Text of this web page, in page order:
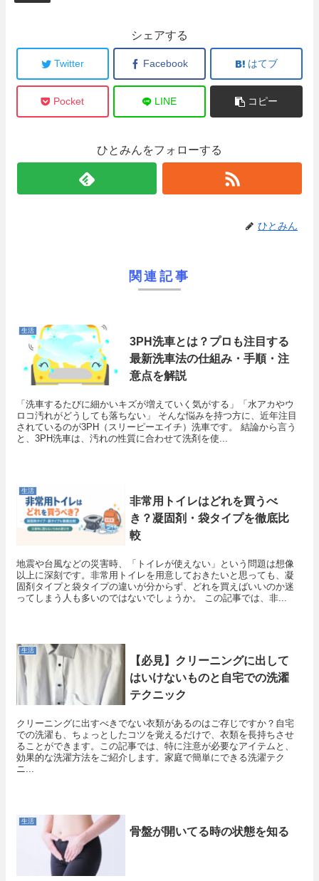
シェアする
Twitter Facebook はてブ
Pocket LINE コピー
ひとみんをフォローする
ひとみん
関連記事
生活
3PH洗車とは？プロも注目する
最新洗車法の仕組み・手順・注
意点を解説
「洗車するたびに細かいキズが増えていく気がする」「水アカやウ
ロコ汚れがどうしても落ちない」 そんな悩みを持つ方に、近年注目
されているのが3PH（スリーピーエイチ）洗車です。 結論から言う
と、3PH洗車は、汚れの性質に合わせて洗剤を使...
生活
非常用トイレはどれを買うべ
き？凝固剤・袋タイプを徹底比
較
地震や台風などの災害時、「トイレが使えない」という問題は想像
以上に深刻です。非常用トイレを用意しておきたいと思っても、凝
固剤タイプと袋タイプの違いが分からず、どれを買えばいいのか迷
ってしまう人も多いのではないでしょうか。 この記事では、非...
生活
【必見】クリーニングに出して
はいけないものと自宅での洗濯
テクニック
クリーニングに出すべきでない衣類があるのはご存じですか？自宅
での洗濯も、ちょっとしたコツを覚えるだけで、衣類を長持ちさせ
ることができます。この記事では、特に注意が必要なアイテムと、
効果的な洗濯方法をご紹介します。家庭で簡単にできる洗濯テク
ニ...
生活
骨盤が開いてる時の状態を知る